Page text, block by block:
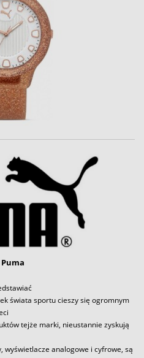
świata sportu cieszy się ogromnym
tejże marki, nieustannie zyskują
wyświetlacze analogowe i cyfrowe, są